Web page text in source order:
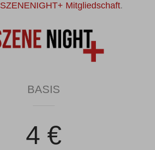
SZENENIGHT+ Mitgliedschaft.
BASIS
4 €